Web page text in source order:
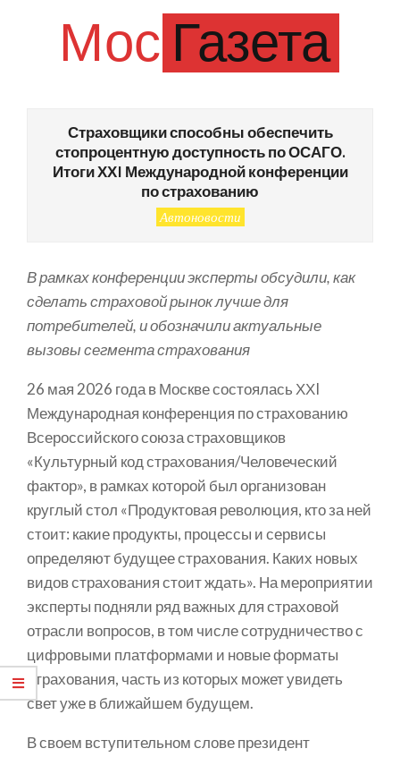
Мос Газета
Страховщики способны обеспечить
стопроцентную доступность по ОСАГО.
Итоги ХХI Международной конференции
по страхованию
Автоновости
В рамках конференции эксперты обсудили, как
сделать страховой рынок лучше для
потребителей, и обозначили актуальные
вызовы сегмента страхования
26 мая 2026 года в Москве состоялась ХХI
Международная конференция по страхованию
Всероссийского союза страховщиков
«Культурный код страхования/Человеческий
фактор», в рамках которой был организован
круглый стол «Продуктовая революция, кто за ней
стоит: какие продукты, процессы и сервисы
определяют будущее страхования. Каких новых
видов страхования стоит ждать». На мероприятии
эксперты подняли ряд важных для страховой
отрасли вопросов, в том числе сотрудничество с
цифровыми платформами и новые форматы
страхования, часть из которых может увидеть
свет уже в ближайшем будущем.
В своем вступительном слове президент